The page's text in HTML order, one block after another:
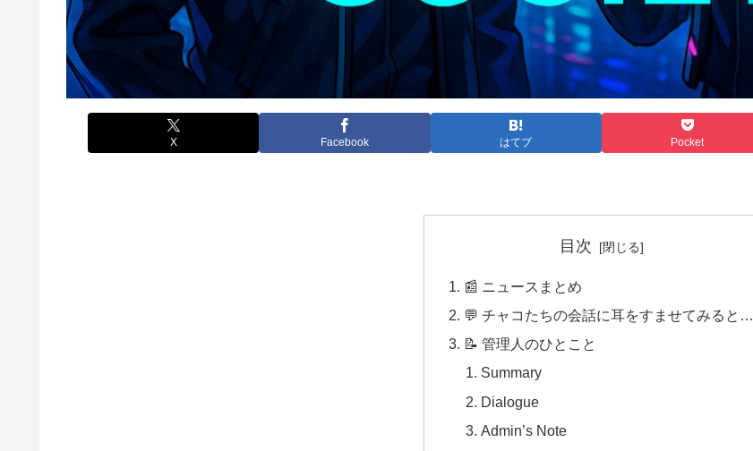
X Facebook はてブ Pocket
目次
📰 ニュースまとめ
💬 チャコたちの会話に耳をすませてみると…
📝 管理人のひとこと
Summary
Dialogue
Admin’s Note